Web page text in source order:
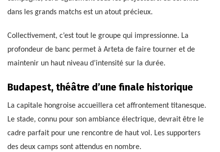
dans les grands matchs est un atout précieux.
Collectivement, c’est tout le groupe qui impressionne. La
profondeur de banc permet à Arteta de faire tourner et de
maintenir un haut niveau d’intensité sur la durée.
Budapest, théâtre d’une finale historique
La capitale hongroise accueillera cet affrontement titanesque.
Le stade, connu pour son ambiance électrique, devrait être le
cadre parfait pour une rencontre de haut vol. Les supporters
des deux camps sont attendus en nombre.